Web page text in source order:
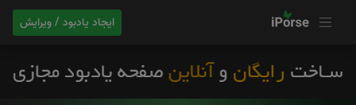
ایجاد یادبود / ویرایش